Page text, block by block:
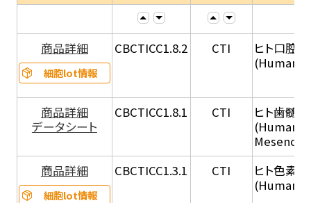
商品詳細
細胞lot情報
CBCTICC1.8.2 CTI
ヒト口腔
(Human
商品詳細
データシート
CBCTICC1.8.1 CTI
ヒト歯髄
(Human
商品詳細
細胞lot情報
CBCTICC1.3.1 CTI
ヒト色素
(Human